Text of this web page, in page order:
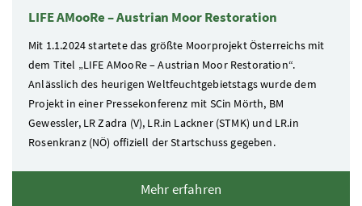
LIFE AMooRe – Austrian Moor Restoration
Mit 1.1.2024 startete das größte Moorprojekt Österreichs mit
dem Titel „LIFE AMooRe – Austrian Moor Restoration“.
Anlässlich des heurigen Weltfeuchtgebietstags wurde dem
Projekt in einer Pressekonferenz mit SCin Mörth, BM
Gewessler, LRZadra (V), LR.in Lackner (STMK) und LR.in
Rosenkranz (NÖ) offiziell der Startschuss gegeben.
Mehr erfahren